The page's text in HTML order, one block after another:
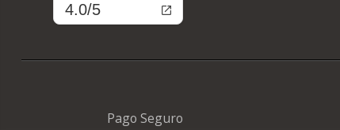
4.0/5
Pago Seguro